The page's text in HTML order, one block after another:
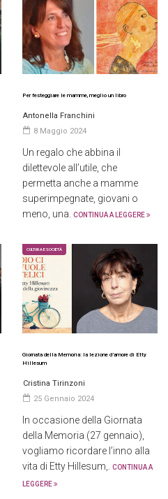
Per festeggiare le mamme, meglio un libro
Antonella Franchini
8 Maggio 2024
Un regalo che abbina il
dilettevole all’utile, che
permetta anche a mamme
superimpegnate, giovani o
meno, una.
CONTINUA A LEGGERE
CULTURA E SOCIETÀ
Giornata della Memoria: la lezione d’amore di Etty
Hillesum
Cristina Tirinzoni
25 Gennaio 2024
In occasione della Giornata
della Memoria (27 gennaio),
vogliamo ricordare l’inno alla
vita di Etty Hillesum,.
CONTINUA A
LEGGERE